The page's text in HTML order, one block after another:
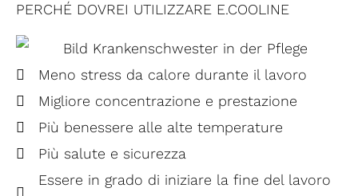
PERCHÉ DOVREI UTILIZZARE E.COOLINE​
Meno stress da calore durante il lavoro
Migliore concentrazione e prestazione
Più benessere alle alte temperature
Più salute e sicurezza
Essere in grado di iniziare la fine del lavoro